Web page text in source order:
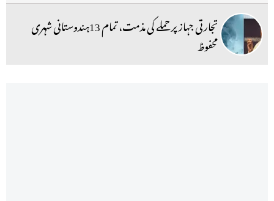
تجارتی جہاز پر حملے کی مذمت، تمام 13ہندوستانی شہری
محفوظ